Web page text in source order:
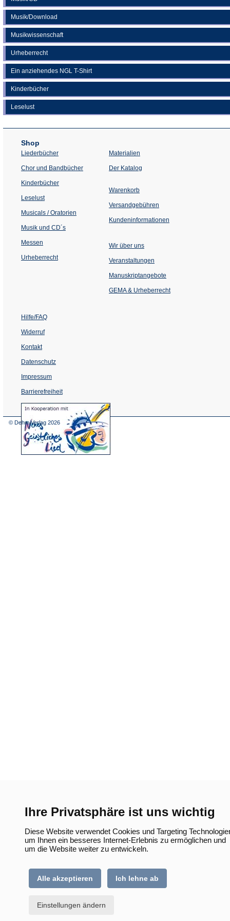
Ihre Privatsphäre ist uns wichtig
Diese Website verwendet Cookies und Targeting
um Ihnen ein besseres Internet-Erlebnis zu ermöglichen und
um die Website weiter zu entwickeln.
Alle akzeptieren Ich lehne ab
Einstellungen ändern
Musik/Download
Musikwissenschaft
Urheberrecht
Ein anziehendes NGL T-Shirt
Kinderbücher
Leselust
Shop
Liederbücher
Chor und Bandbücher
Kinderbücher
Leselust
Musicals / Oratorien
Musik und CD´s
Messen
Urheberrecht
Materialien
Der Katalog
Warenkorb
Versandgebühren
Kundeninformationen
Wir über uns
Veranstaltungen
einem
Tab)
Manuskriptangebote
GEMA & Urheberrecht
Hilfe/FAQ
Widerruf
Kontakt
Datenschutz
Impressum
Barrierefreiheit
(Öffnet
in
© Dehm Verlag 2026